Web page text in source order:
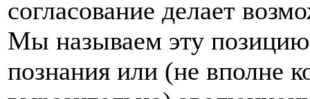
согласование делает
Мы называем эту позицию
познания или (не вполне